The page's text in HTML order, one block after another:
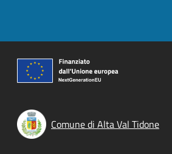
Comune di Alta Val Tidone